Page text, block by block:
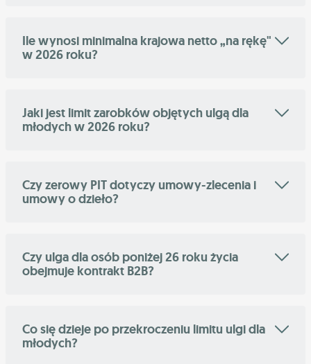
Ile wynosi minimalna krajowa netto „na rękę"
w 2026 roku?
Jaki jest limit zarobków objętych ulgą dla
młodych w 2026 roku?
Czy zerowy PIT dotyczy umowy-zlecenia i
umowy o dzieło?
Czy ulga dla osób poniżej 26 roku życia
obejmuje kontrakt B2B?
Co się dzieje po przekroczeniu limitu ulgi dla
młodych?